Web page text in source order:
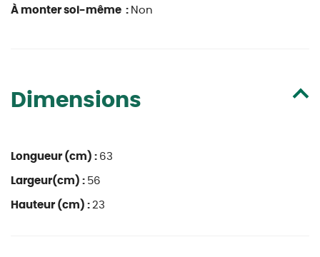
À monter soi-même : Non
Dimensions
Longueur (cm) : 63
Largeur(cm) : 56
Hauteur (cm) : 23